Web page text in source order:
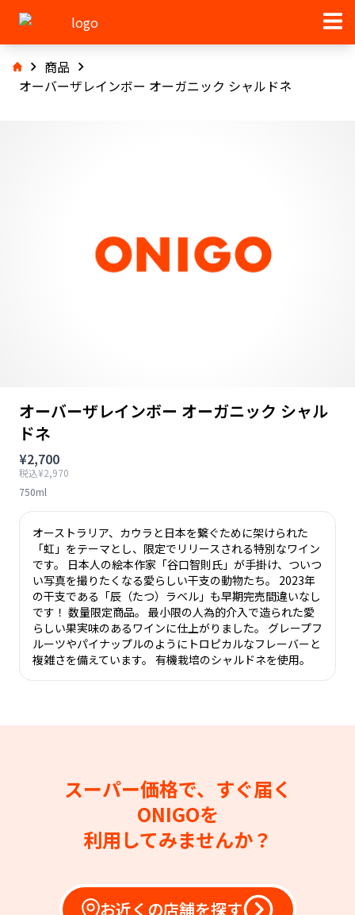
商品
オーバーザレインボー オーガニック シャルドネ
オーバーザレインボー オーガニック シャル
ドネ
¥2,700
税込¥2,970
750ml
オーストラリア、カウラと日本を繋ぐために架けられた
「虹」をテーマとし、限定でリリースされる特別なワイン
です。 日本人の絵本作家「谷口智則氏」が手掛け、ついつ
い写真を撮りたくなる愛らしい干支の動物たち。 2023年
の干支である「辰（たつ）ラベル」も早期完売間違いなし
です！ 数量限定商品。 最小限の人為的介入で造られた愛
らしい果実味のあるワインに仕上がりました。 グレープフ
ルーツやパイナップルのようにトロピカルなフレーバーと
複雑さを備えています。 有機栽培のシャルドネを使用。
スーパー価格で、すぐ届く
ONIGOを
利用してみませんか？
お近くの店舗を探す